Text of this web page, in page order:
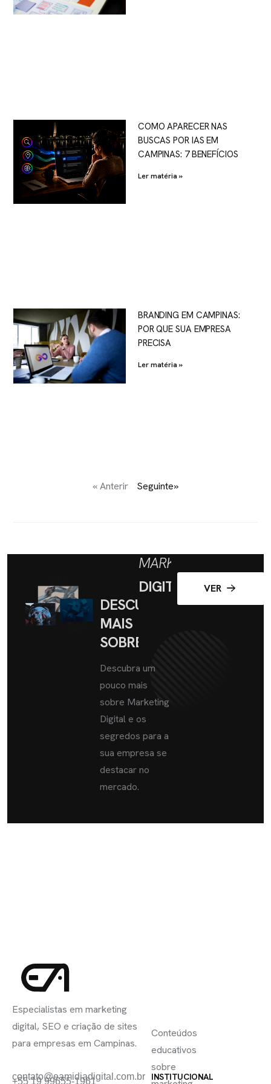
COMO APARECER NAS
BUSCAS POR IAS EM
CAMPINAS: 7 BENEFÍCIOS
Ler matéria »
BRANDING EM CAMPINAS:
POR QUE SUA EMPRESA
PRECISA
Ler matéria »
« Anterir Seguinte»
DESCUBRA
MAIS
SOBRE
MARKETING
DIGITAL
Descubra um
pouco mais
sobre Marketing
Digital e os
segredos para a
sua empresa se
destacar no
mercado.
VER
Especialistas em marketing
digital, SEO e criação de sites
para empresas em Campinas.
contato@eamidiadigital.com.br
+55 19 99655-1961 INSTITUCIONAL
Conteúdos
educativos
sobre